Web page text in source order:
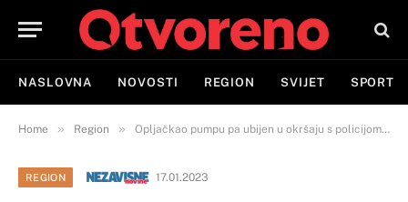
NASLOVNA NOVOSTI REGION SVIJET SPORT
Home » Region » Opljačkao pumpu pa ubijen u okršaju s policijom u Beogradu
REGION 17.01.2023